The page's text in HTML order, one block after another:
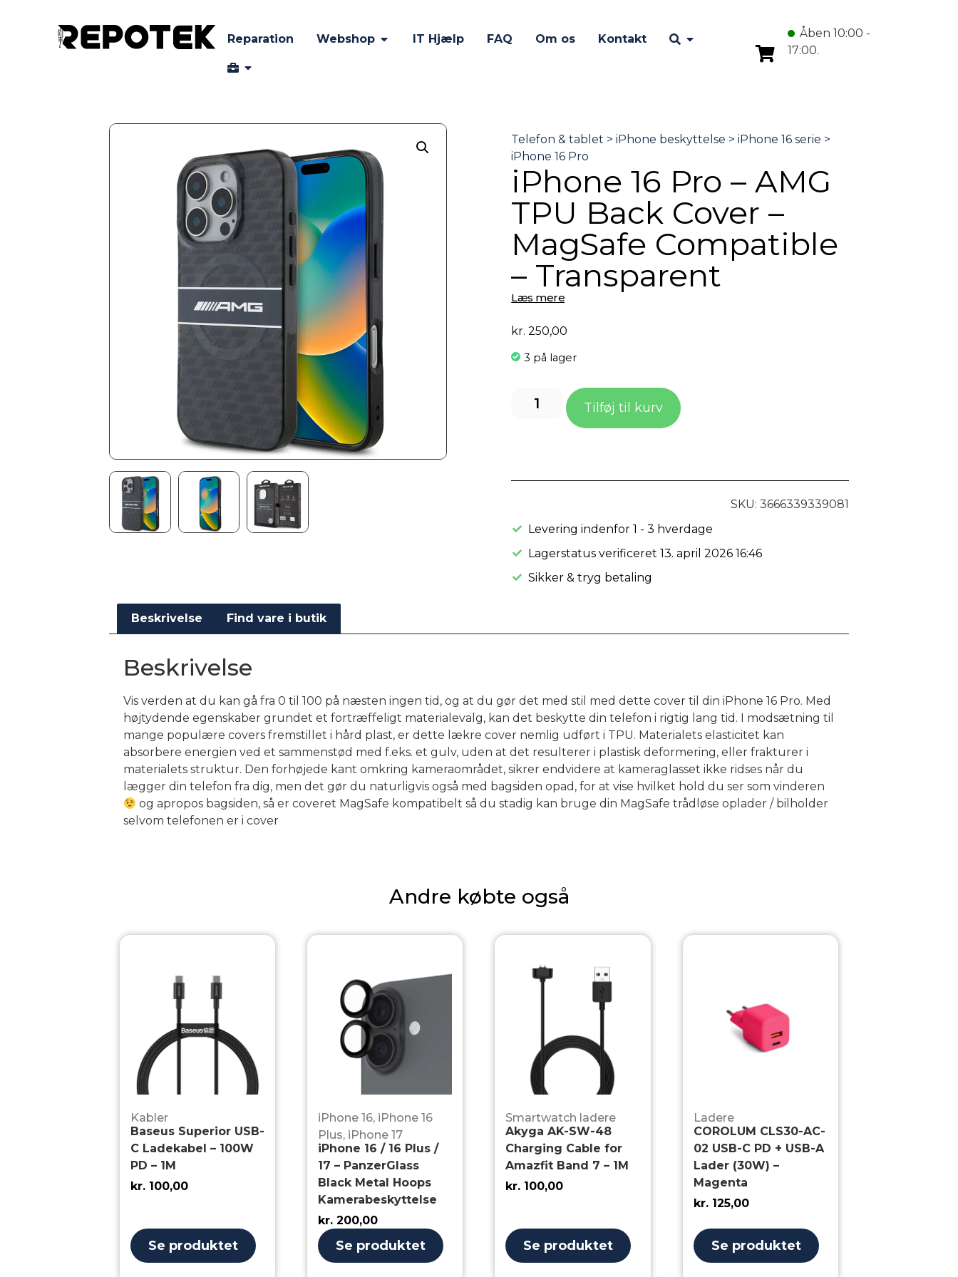
Reparation Webshop IT Hjælp FAQ Om os Kontakt
Åben 10:00 -
17:00.
iPhone 16 Pro – AMG
TPU Back Cover –
MagSafe Compatible
– Transparent
Læs mere
kr. 250,00
3 på lager
Tilføj til kurv
SKU: 3666339339081
Levering indenfor 1 - 3 hverdage
Lagerstatus verificeret 13. april 2026 16:46
Sikker & tryg betaling
Beskrivelse Find vare i butik
Beskrivelse
Vis verden at du kan gå fra 0 til 100 på næsten ingen tid, og at du gør det med stil med dette cover til din iPhone 16 Pro. Med
højtydende egenskaber grundet et fortræffeligt materialevalg, kan det beskytte din telefon i rigtig lang tid. I modsætning til
mange populære covers fremstillet i hård plast, er dette lækre cover nemlig udført i TPU. Materialets elasticitet kan
absorbere energien ved et sammenstød med f.eks. et gulv, uden at det resulterer i plastisk deformering, eller frakturer i
materialets struktur. Den forhøjede kant omkring kameraområdet, sikrer endvidere at kameraglasset ikke ridses når du
lægger din telefon fra dig, men det gør du naturligvis også med bagsiden opad, for at vise hvilket hold du ser som vinderen
og apropos bagsiden, så er coveret MagSafe kompatibelt så du stadig kan bruge din MagSafe trådløse oplader / bilholder
selvom telefonen er i cover
Andre købte også
Kabler
Baseus Superior USB-
C Ladekabel – 100W
PD – 1M
kr.100,00
Se produktet
iPhone 16, iPhone 16
Plus, iPhone 17
iPhone 16 / 16 Plus /
17 – PanzerGlass
Black Metal Hoops
Kamerabeskyttelse
kr. 200,00
Se produktet
Smartwatch ladere
Akyga AK-SW-48
Charging Cable for
Amazfit Band 7 – 1M
kr. 100,00
Se produktet
Ladere
COROLUM CLS30-AC-
02 USB-C PD + USB-A
Lader (30W) –
Magenta
kr.125,00
Se produktet